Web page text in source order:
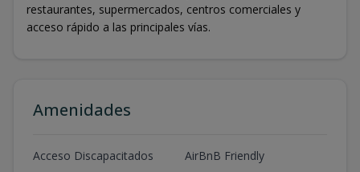
restaurantes, supermercados, centros comerciales y
acceso rápido a las principales vías.
Amenidades
Acceso Discapacitados
AirBnB Friendly